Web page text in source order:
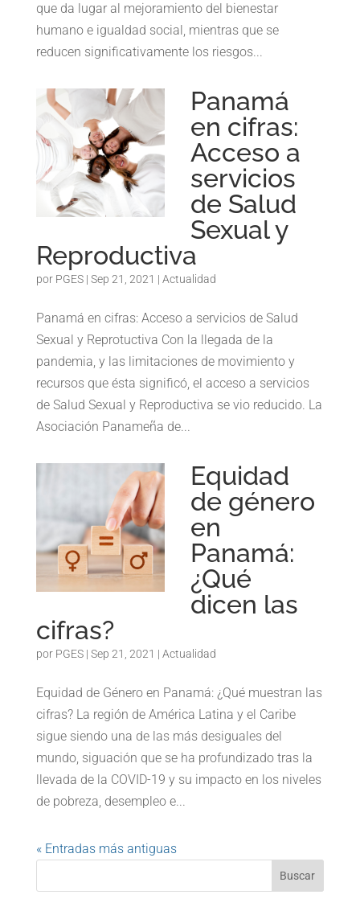
que da lugar al mejoramiento del bienestar
humano e igualdad social, mientras que se
reducen significativamente los riesgos...
Panamá
en cifras:
Acceso a
servicios
de Salud
Sexual y
Reproductiva
por PGES| Sep 21, 2021 | Actualidad
Panamá en cifras: Acceso a servicios de Salud
Sexual y Reprotuctiva Con la llegada de la
pandemia, y las limitaciones de movimiento y
recursos que ésta significó, el acceso a servicios
de Salud Sexual y Reproductiva se vio reducido. La
Asociación Panameña de...
Equidad
de género
en
Panamá:
¿Qué
dicen las
cifras?
por PGES| Sep 21, 2021 | Actualidad
Equidad de Género en Panamá: ¿Qué muestran las
cifras? La región de América Latina y el Caribe
sigue siendo una de las más desiguales del
mundo, siguación que se ha profundizado tras la
llevada de la COVID-19 y su impacto en los niveles
de pobreza, desempleo e...
« Entradas más antiguas